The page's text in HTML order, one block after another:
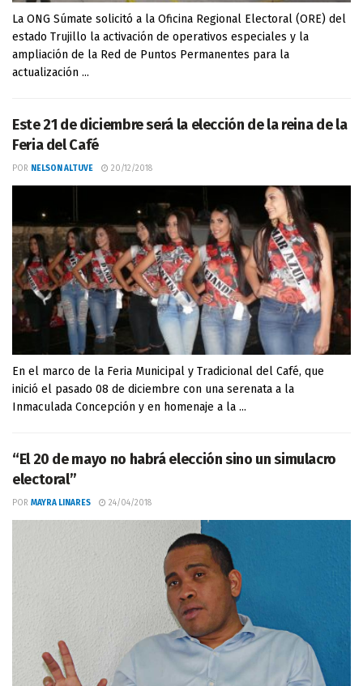
La ONG Súmate solicitó a la Oficina Regional Electoral (ORE) del
estado Trujillo la activación de operativos especiales y la
ampliación de la Red de Puntos Permanentes para la
actualización ...
Este 21 de diciembre será la elección de la reina de la
Feria del Café
POR NELSON ALTUVE 20/12/2018
En el marco de la Feria Municipal y Tradicional del Café, que
inició el pasado 08 de diciembre con una serenata a la
Inmaculada Concepción y en homenaje a la ...
“El 20 de mayo no habrá elección sino un simulacro
electoral”
POR MAYRA LINARES 24/04/2018